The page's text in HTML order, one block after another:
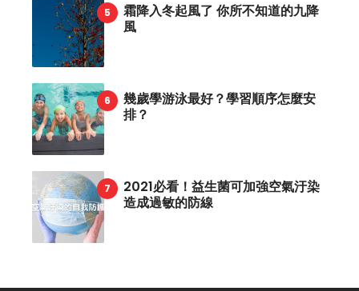
霜降入冬起風了 你所不知道的九降
風
幾歲學游泳最好？學習順序怎麼安
排？
2021必看！益生菌可加強空氣汙染
造成過敏的防線